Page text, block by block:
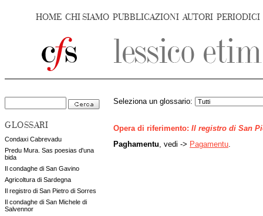
HOME CHI SIAMO PUBBLICAZIONI AUTORI PERIODICI
GLOSSARI
Condaxi Cabrevadu
Predu Mura. Sas poesias d'una
bida
Il condaghe di San Gavino
Agricoltura di Sardegna
Il registro di San Pietro di Sorres
Il condaghe di San Michele di
Salvennor
Seleziona un glossario:
Opera di riferimento: Il registro di San
Paghamentu , vedi -> Pagamentu